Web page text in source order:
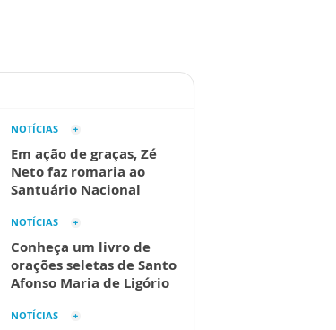
NOTÍCIAS
Em ação de graças, Zé
Neto faz romaria ao
Santuário Nacional
NOTÍCIAS
Conheça um livro de
orações seletas de Santo
Afonso Maria de Ligório
NOTÍCIAS